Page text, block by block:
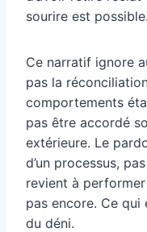
sourire est
Ce narratif ignore
pas la
comportements
pas être accordé
extérieure. Le
d’un processus,
revient à performer
pas encore. Ce
du déni.